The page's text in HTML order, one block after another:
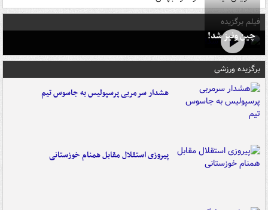
فیلم برگزیده
چین ونیز شد!
برگزیده ورزشی
هشدار سرمربی پرسپولیس به جاسوس تیم
پیروزی استقلال مقابل همنام خوزستانی